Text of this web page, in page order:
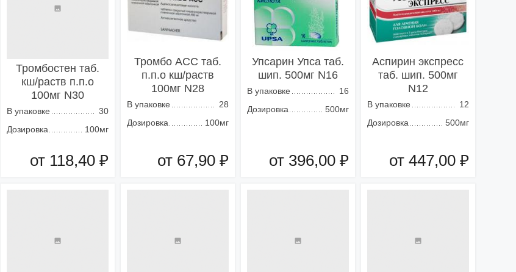
Тромбостен таб.
кш/раств п.п.о
100мг N30
В упаковке
30
Дозировка
100мг
от 118,40 ₽
Тромбо АСС таб.
п.п.о кш/раств
100мг N28
В упаковке
28
Дозировка
100мг
от 67,90 ₽
Упсарин Упса таб.
шип. 500мг N16
В упаковке
16
Дозировка
500мг
от 396,00 ₽
Аспирин экспресс
таб. шип. 500мг
N12
В упаковке
12
Дозировка
500мг
от 447,00 ₽